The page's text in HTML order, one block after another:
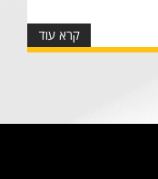
קרא עוד